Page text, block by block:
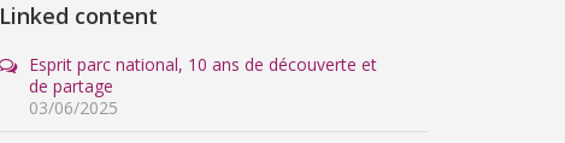
Linked content
Esprit parc national, 10 ans de découverte et
de partage
03/06/2025